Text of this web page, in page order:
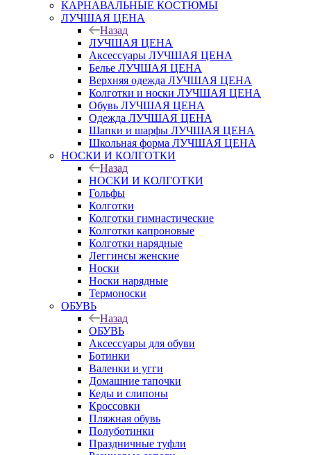
КАРНАВАЛЬНЫЕ КОСТЮМЫ
ЛУЧШАЯ ЦЕНА
Назад
ЛУЧШАЯ ЦЕНА
Аксессуары ЛУЧШАЯ ЦЕНА
Белье ЛУЧШАЯ ЦЕНА
Верхняя одежда ЛУЧШАЯ ЦЕНА
Колготки и носки ЛУЧШАЯ ЦЕНА
Обувь ЛУЧШАЯ ЦЕНА
Одежда ЛУЧШАЯ ЦЕНА
Шапки и шарфы ЛУЧШАЯ ЦЕНА
Школьная форма ЛУЧШАЯ ЦЕНА
НОСКИ И КОЛГОТКИ
Назад
НОСКИ И КОЛГОТКИ
Гольфы
Колготки
Колготки гимнастические
Колготки капроновые
Колготки нарядные
Леггинсы женские
Носки
Носки нарядные
Термоноски
ОБУВЬ
Назад
ОБУВЬ
Аксессуары для обуви
Ботинки
Валенки и угги
Домашние тапочки
Кеды и слипоны
Кроссовки
Пляжная обувь
Полуботинки
Праздничные туфли